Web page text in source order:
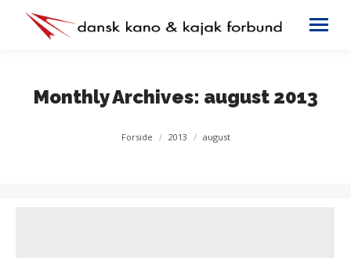
Monthly Archives: august 2013
You are here:
Forside 2013 august